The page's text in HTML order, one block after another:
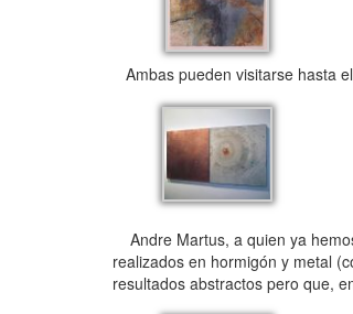
Ambas pueden visitarse hasta
Andre Martus, a quien ya
realizados en hormigón y metal
resultados abstractos pero que,